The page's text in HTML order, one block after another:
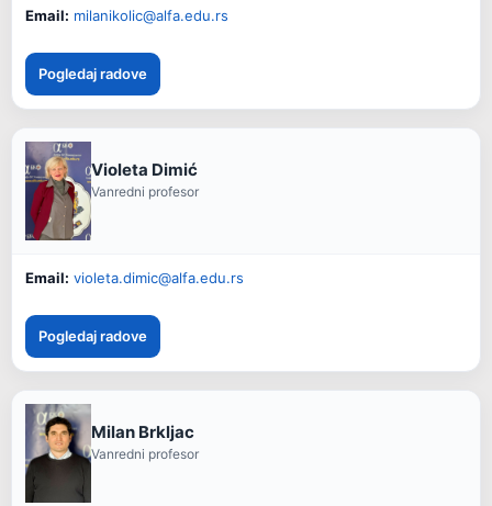
Email: milanikolic@alfa.edu.rs
Pogledaj radove
Violeta Dimić
Vanredni profesor
Email: violeta.dimic@alfa.edu.rs
Pogledaj radove
Milan Brkljac
Vanredni profesor